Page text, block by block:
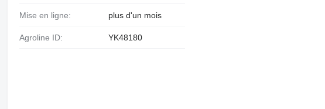
Mise en ligne: plus d'un mois
Agroline ID: YK48180